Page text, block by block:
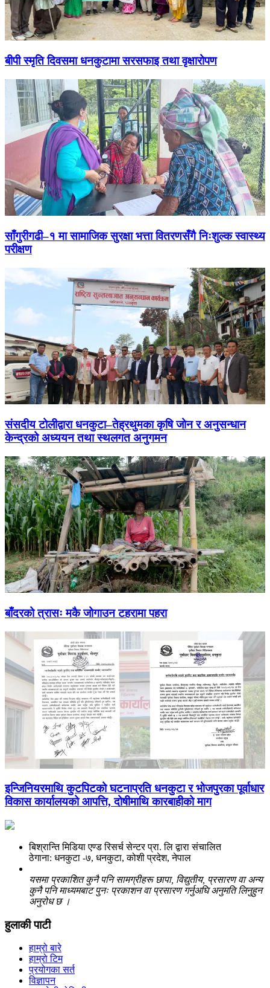
बीपी स्मृति दिवसमा धनकुटामा सरसफाइ तथा वृक्षारोपण
साँगुरीगढी–१ मा सामाजिक सुरक्षा भत्ता वितरणसँगै निःशुल्क स्वास्थ्य
परीक्षण
संसदीय टोलीद्वारा धनकुटा–तेह्रथुमका कृषि जोन र अनुसन्धान
केन्द्रको अध्ययन तथा स्थलगत अनुगमन
बाँदरको त्रासः मकै जोगाउन टहरामा पहरा
इन्जिनियरमाथि कुटपिटको घटनाप्रति धनकुटा र भोजपुरका पूर्वाधार
विकास कार्यालयको आपत्ति, दोषीमाथि कारबाहीको माग
बिश्रान्ति मिडिया एण्ड रिसर्च सेन्टर प्रा. लि द्वारा संचालित
ठेगाना: धनकुटा -७, धनकुटा, कोशी प्रदेश, नेपाल
यसमा प्रकाशित कुनै पनि सामग्रीहरू छापा, विद्युतीय, प्रसारण वा अन्य
कुनै पनि माध्यमबाट पुनः प्रकाशन वा प्रसारण गर्नुअघि अनुमति लिनुहुन
अनुरोध छ ।
हुलाकी पाटी
हाम्रो बारे
हाम्रो टिम
प्रयोगका सर्त
विज्ञापन